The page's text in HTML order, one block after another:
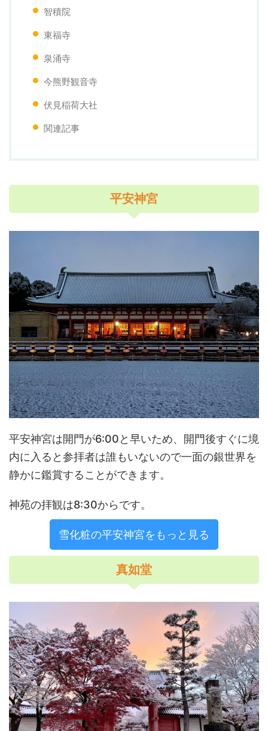
智積院
東福寺
泉涌寺
今熊野観音寺
伏見稲荷大社
関連記事
平安神宮
平安神宮は開門が6:00と早いため、開門後すぐに境
内に入ると参拝者は誰もいないので一面の銀世界を
静かに鑑賞することができます。
神苑の拝観は8:30からです。
雪化粧の平安神宮をもっと見る
真如堂